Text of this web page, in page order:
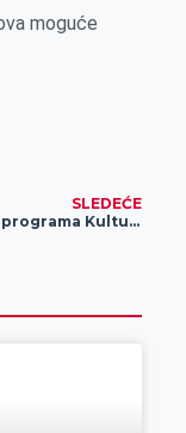
moguće
SLEDEĆE
Pregled programa Kulturnog centra Zrenjanina od 24.10.2024. do 31. 10. 2024.